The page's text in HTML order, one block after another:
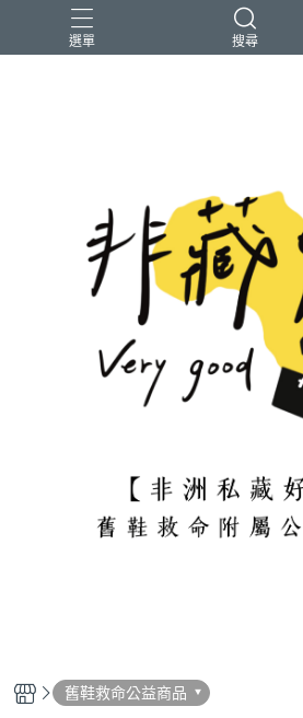
選單 搜尋
舊鞋救命公益商品